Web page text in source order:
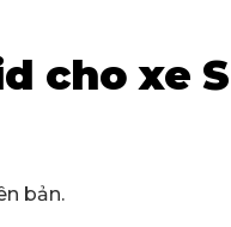
cho xe
bản.